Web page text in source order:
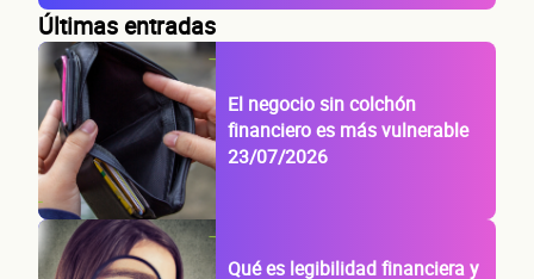
Últimas entradas
El negocio sin colchón
financiero es más vulnerable
23/07/2026
Qué es legibilidad financiera y